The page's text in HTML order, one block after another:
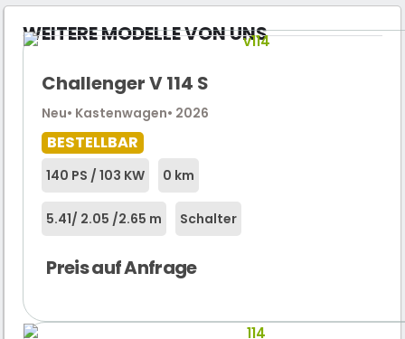
WEITERE MODELLE VON UNS
Challenger V 114 S
Neu• Kastenwagen• 2026
BESTELLBAR
140 PS / 103 KW 0 km
5.41/ 2.05 /2.65 m Schalter
Preis auf Anfrage